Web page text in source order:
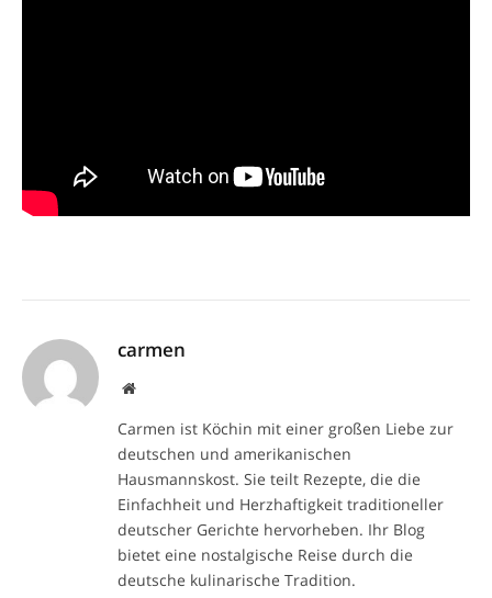
carmen
Website
Carmen ist Köchin mit einer großen Liebe zur
deutschen und amerikanischen
Hausmannskost. Sie teilt Rezepte, die die
Einfachheit und Herzhaftigkeit traditioneller
deutscher Gerichte hervorheben. Ihr Blog
bietet eine nostalgische Reise durch die
deutsche kulinarische Tradition.